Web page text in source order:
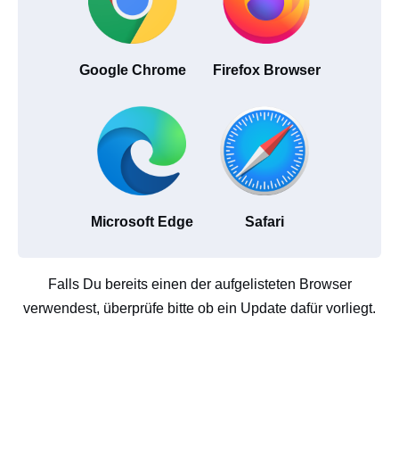
Google Chrome Firefox Browser
Microsoft Edge Safari
Falls Du bereits einen der aufgelisteten Browser
verwendest, überprüfe bitte ob ein Update dafür vorliegt.